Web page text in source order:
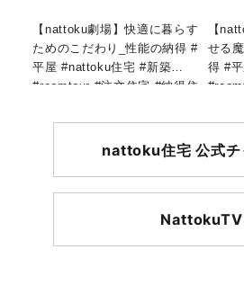
【nattoku劇場】快適に暮らす
ためのこだわり_性能の納得 #
平屋 #nattoku住宅 #新築
#roomtour #注文住宅 #納得住
【
せる
得 #
nattoku住宅 公式チ
NattokuTV